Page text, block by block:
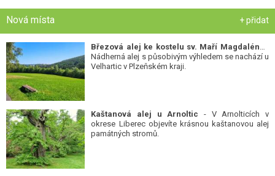
Nová místa + přidat
Březová alej ke kostelu sv. Maří Magdalény-
Nádherná alej s působivým výhledem se nachází u
Velhartic v Plzeňském kraji.
Kaštanová alej u Arnoltic - V Arnolticích v
okrese Liberec objevíte krásnou kaštanovou alej
památných stromů.